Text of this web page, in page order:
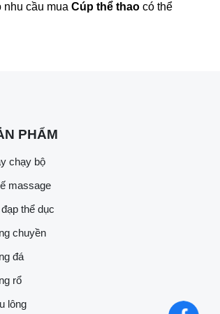
nhu cầu mua Cúp thể thao có thể
PHẨM
chạy bộ
massage
thể dục
chuyền
đá
rổ
lông